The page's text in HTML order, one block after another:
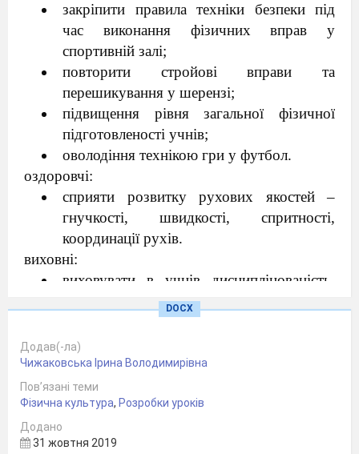
закріпити правила техніки безпеки під
час виконання фізичних вправ у
спортивній залі;
повторити стройові вправи та
перешикування у шерензі;
підвищення рівня загальної фізичної
підготовленості учнів;
оволодіння технікою гри у футбол.
оздоровчі:
сприяти розвитку рухових якостей –
гнучкості, швидкості, спритності,
координації рухів.
виховні:
виховувати в учнів дисциплінованість,
товариськість, наполегливість, рішучість,
вміння самостійно працювати;
поширення футболу серед учнів середньої
школи.
Міжпредметні
зв’язки: народознавство
Час: 45 хв.
Місце проведення: спортивна зала
DOCX
Додав(-ла)
Чижаковська Ірина Володимирівна
Пов’язані теми
Фізична культура, Розробки уроків
Додано
31 жовтня 2019